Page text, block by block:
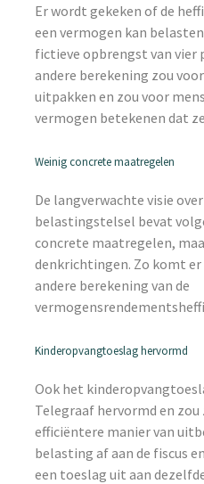
Er wordt gekeken of de
een vermogen kan
fictieve opbrengst van vier
andere berekening zou
uitpakken en zou voor
vermogen betekenen dat
Weinig concrete maatregelen
De langverwachte visie
belastingstelsel bevat
concrete maatregelen,
denkrichtingen. Zo komt er
andere berekening van de
Kinderopvangtoeslag hervormd
Ook het
Telegraaf hervormd en
efficiëntere manier van
belasting af aan de fiscus
een toeslag uit aan